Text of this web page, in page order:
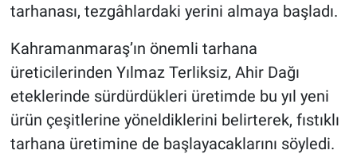
tarhanası, tezgâhlardaki yerini almaya başladı.
Kahramanmaraş’ın önemli tarhana
üreticilerinden Yılmaz Terliksiz, Ahir Dağı
eteklerinde sürdürdükleri üretimde bu yıl yeni
ürün çeşitlerine yöneldiklerini belirterek, fıstıklı
tarhana üretimine de başlayacaklarını söyledi.